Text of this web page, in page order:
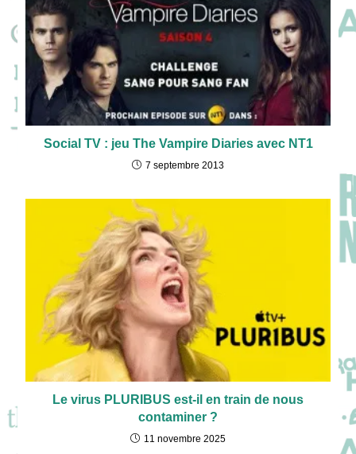
Social TV : jeu The Vampire Diaries avec NT1
7 septembre 2013
Le virus PLURIBUS est-il en train de nous
contaminer ?
11 novembre 2025